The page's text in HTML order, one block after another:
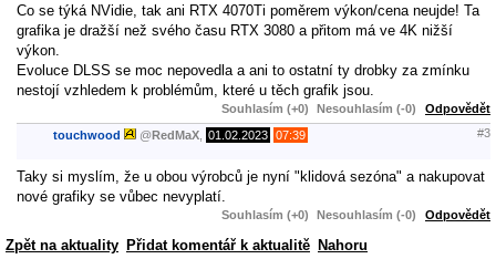
Co se týká NVidie, tak ani RTX 4070Ti poměrem výkon/cena neujde! Ta
grafika je dražší než svého času RTX 3080 a přitom má ve 4K nižší
výkon.
Evoluce DLSS se moc nepovedla a ani to ostatní ty drobky za zmínku
nestojí vzhledem k problémům, které u těch grafik jsou.
Souhlasím (+0) Nesouhlasím (-0) Odpovědět
touchwood @RedMaX 01.02.2023 07:39 #3
Taky si myslím, že u obou výrobců je nyní "klidová sezóna" a nakupovat
nové grafiky se vůbec nevyplatí.
Souhlasím (+0) Nesouhlasím (-0) Odpovědět
Zpět na aktuality Přidat komentář k aktualitě Nahoru